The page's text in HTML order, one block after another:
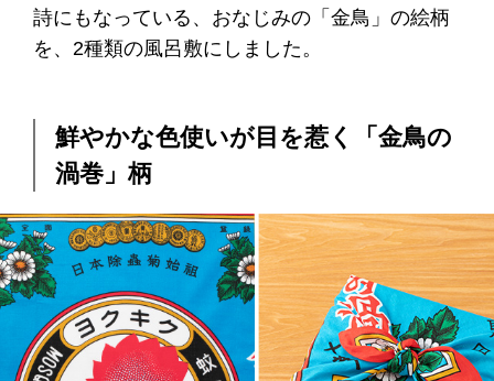
詩にもなっている、おなじみの「金鳥」の絵柄
を、2種類の風呂敷にしました。
鮮やかな色使いが目を惹く「金鳥の
渦巻」柄